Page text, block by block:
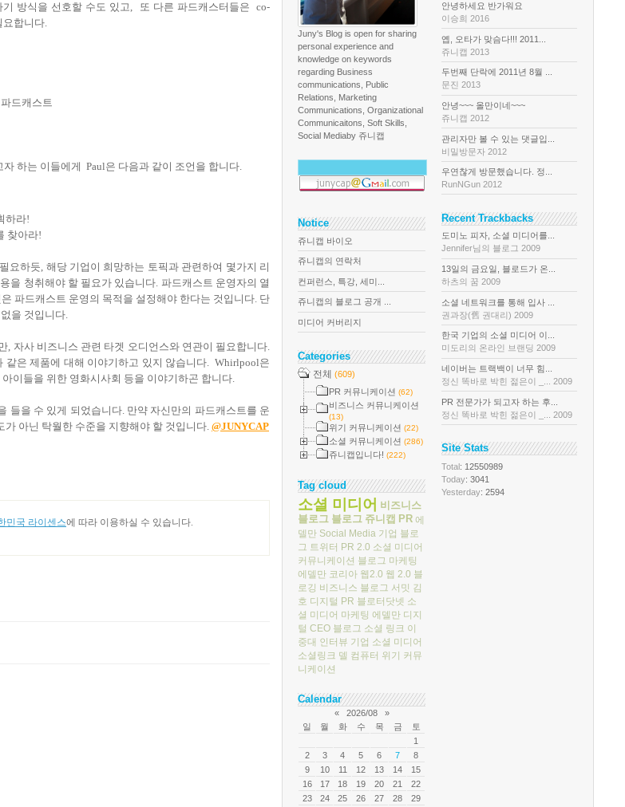
방식을 선호할 수도 있고, 또 다른 파드캐스터들은 co-
요합니다.
드캐스트
하는 이들에게 Paul은 다음과 같이 조언을 합니다.
하라!
찾아라!
요하듯, 해당 기업이 희망하는 토픽과 관련하여 몇가지 리
을 청취해야 할 필요가 있습니다. 파드캐스트 운영자의 열
파드캐스트 운영의 목적을 설정해야 한다는 것입니다. 단
을 것입니다.
자사 비즈니스 관련 타겟 오디언스와 연관이 필요합니다.
은 제품에 대해 이야기하고 있지 않습니다. Whirlpool은
이들을 위한 영화시사회 등을 이야기하곤 합니다.
들을 수 있게 되었습니다. 만약 자신만의 파드캐스트를 운
아닌 탁월한 수준을 지향해야 할 것입니다. @JUNYCAP
민국 라이센스에 따라 이용하실 수 있습니다.
Juny's Blog is open for sharing
personal experience and
knowledge on keywords
regarding Business
communications, Public
Relations, Marketing
Communications, Organizational
Communicaitons, Soft Skills,
Social Mediaby 쥬니캡
Notice
쥬니캡 바이오
쥬니캡의 연락처
컨퍼런스, 특강, 세미...
쥬니캡의 블로그 공개 ...
미디어 커버리지
Categories
전체 (609)
PR 커뮤니케이션 (62)
비즈니스 커뮤니케이션
(13)
위기 커뮤니케이션 (22)
소셜 커뮤니케이션 (286)
쥬니캡입니다! (222)
Tag cloud
소셜 미디어 비즈니스
블로그 블로그 쥬니캡 PR 에
델만 Social Media 기업 블로
그 트위터 PR 2.0 소셜 미디어
커뮤니케이션 블로그 마케팅
에델만 코리아 웹2.0 웹 2.0 블
로깅 비즈니스 블로그 서밋 김
호 디지털 PR 블로터닷넷 소
셜 미디어 마케팅 에델만 디지
털 CEO 블로그 소셜 링크 이
중대 인터뷰 기업 소셜 미디어
소셜링크 델 컴퓨터 위기 커뮤
니케이션
Calendar
« 2026/08
»
일
월 화 수 목 금
토
1
2
3 4 5 6 7
8
9
10 11 12 13 14
15
16
17 18 19 20 21
22
23
24 25 26 27 28 29
안녕하세요 반가워요
이승희 2016
옙, 오타가 맞슴다!!! 2011...
쥬니캡 2013
두번째 단락에 2011년 8월 ...
문진 2013
안녕~~~ 올만이네~~~
쥬니캡 2012
관리자만 볼 수 있는 댓글입...
비밀방문자 2012
우연찮게 방문했습니다. 정...
RunNGun 2012
Recent Trackbacks
도미노 피자, 소셜 미디어를...
Jennifer님의 블로그 2009
13일의 금요일, 블로드가 온...
하츠의 꿈 2009
소셜 네트워크를 통해 입사 ...
권과장(舊 권대리) 2009
한국 기업의 소셜 미디어 이...
미도리의 온라인 브랜딩 2009
네이버는 트랙백이 너무 힘...
정신 똑바로 박힌 젊은이 _... 2009
PR 전문가가 되고자 하는 후...
정신 똑바로 박힌 젊은이 _... 2009
Site Stats
Total: 12550989
Today: 3041
Yesterday: 2594